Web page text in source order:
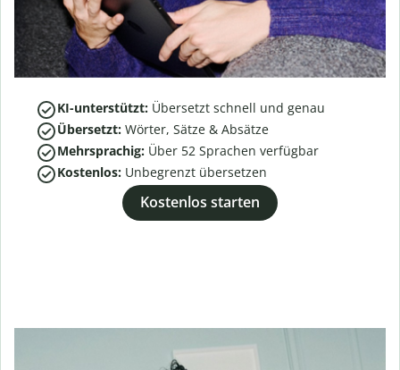
KI-unterstützt: Übersetzt schnell und genau
Übersetzt: Wörter, Sätze & Absätze
Mehrsprachig: Über 52 Sprachen verfügbar
Kostenlos: Unbegrenzt übersetzen
Kostenlos starten